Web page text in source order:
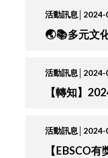
活動訊息│2024-
🌏📚多元文
活動訊息│2024-
【轉知】
活動訊息│2024-
【EBSCO